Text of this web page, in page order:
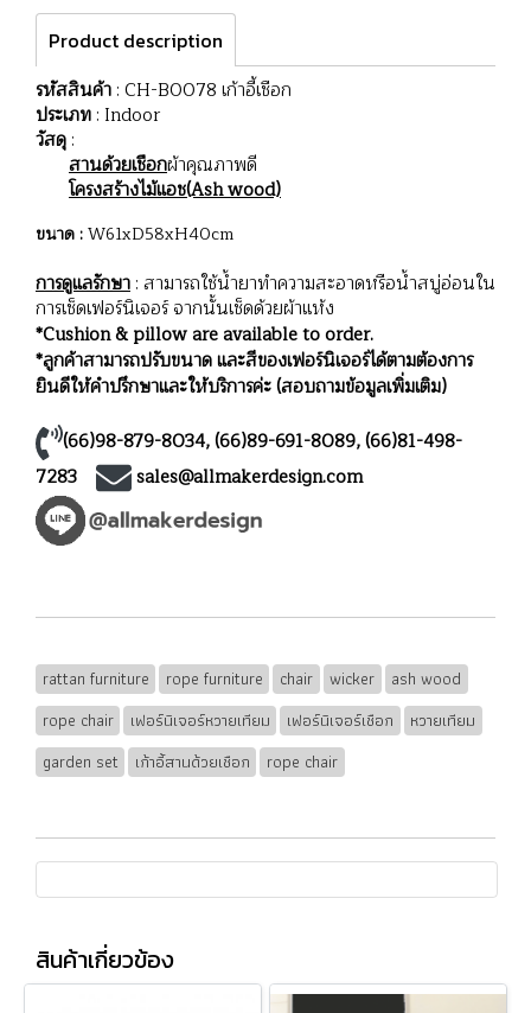
Product description
รหัสสินค้า : CH-B0078 เก้าอี้เชือก
ประเภท : Indoor
วัสดุ :
สานด้วยเชือกผ้าคุณภาพดี
โครงสร้างไม้แอช(Ash wood)
ขนาด :W61xD58xH40cm
การดูแลรักษา : สามารถใช้น้ำยาทำความสะอาดหรือน้ำสบู่อ่อนใน
การเช็ดเฟอร์นิเจอร์ จากนั้นเช็ดด้วยผ้าแห้ง
*Cushion & pillow are available to order.
*ลูกค้าสามารถปรับขนาด และสีของเฟอร์นิเจอร์ได้ตามต้องการ
ยินดีให้คำปรึกษาและให้บริการค่ะ (สอบถามข้อมูลเพิ่มเติม)
(66)98-879-8034,(66)89-691-8089,(66)81-498-
7283
sales@allmakerdesign.com
rattan furniture rope furniture chair wicker
ash wood
rope chair
เฟอร์นิเจอร์หวายเทียม เฟอร์นิเจอร์เชือก
หวายเทียม
garden set
เก้าอี้สานด้วยเชือก rope chair
สินค้าเกี่ยวข้อง